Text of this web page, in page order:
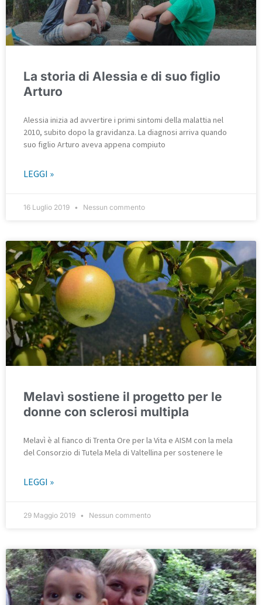
La storia di Alessia e di suo figlio
Arturo
Alessia inizia ad avvertire i primi sintomi della malattia nel
2010, subito dopo la gravidanza. La diagnosi arriva quando
suo figlio Arturo aveva appena compiuto
LEGGI »
16 Luglio 2019 Nessun commento
Melavì sostiene il progetto per le
donne con sclerosi multipla
Melavì è al fianco di Trenta Ore per la Vita e AISM con la mela
del Consorzio di Tutela Mela di Valtellina per sostenere le
LEGGI »
29 Maggio 2019 Nessun commento